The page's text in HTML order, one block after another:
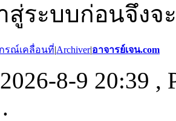
สู่ระบบก่อนจึงจ
รณ์เคลื่อนที่|Archiver|อาจารย์เจน.com
8-9 20:39 ,